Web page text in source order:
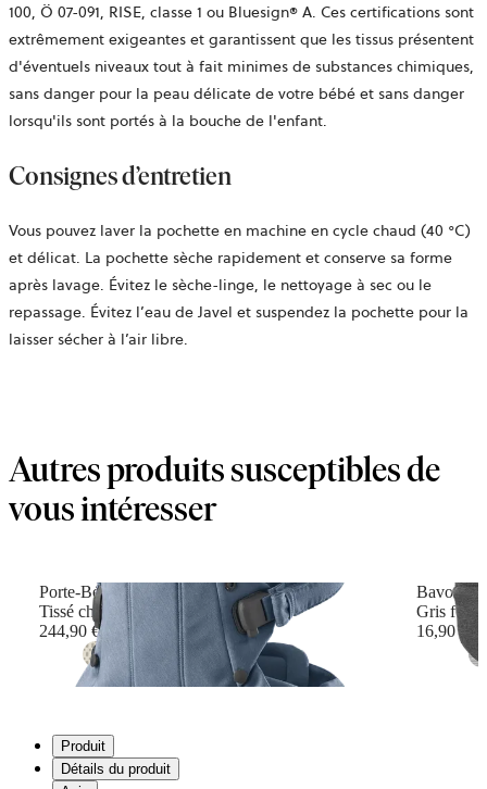
100, Ö 07-091, RISE, classe 1 ou Bluesign® A. Ces certifications sont
extrêmement exigeantes et garantissent que les tissus présentent
d'éventuels niveaux tout à fait minimes de substances chimiques,
sans danger pour la peau délicate de votre bébé et sans danger
lorsqu'ils sont portés à la bouche de l'enfant.
Consignes d’entretien
Vous pouvez laver la pochette en machine en cycle chaud (40 °C)
et délicat. La pochette sèche rapidement et conserve sa forme
après lavage. Évitez le sèche-linge, le nettoyage à sec ou le
repassage. Évitez l’eau de Javel et suspendez la pochette pour la
laisser sécher à l’air libre.
Autres produits susceptibles de
vous intéresser
Porte-Bébé Harmony
Tissé chiné, Bleu
244,90 €
Bavoir
Gris foncé
16,90 €
Produit
Détails du produit